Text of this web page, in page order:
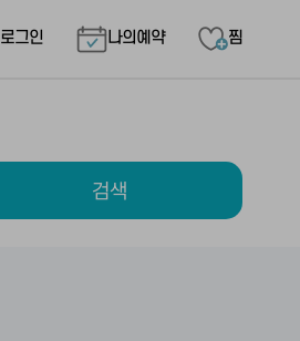
로그인 나의예약 찜
검색